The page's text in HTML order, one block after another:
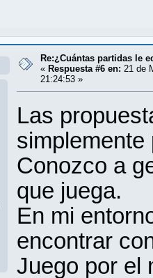
Re:¿Cuántas partidas le
« Respuesta #6 en: 21 de
21:24:53 »
Las
simplemente
Conozco a
que juega.
En mi
encontrar
Juego por el